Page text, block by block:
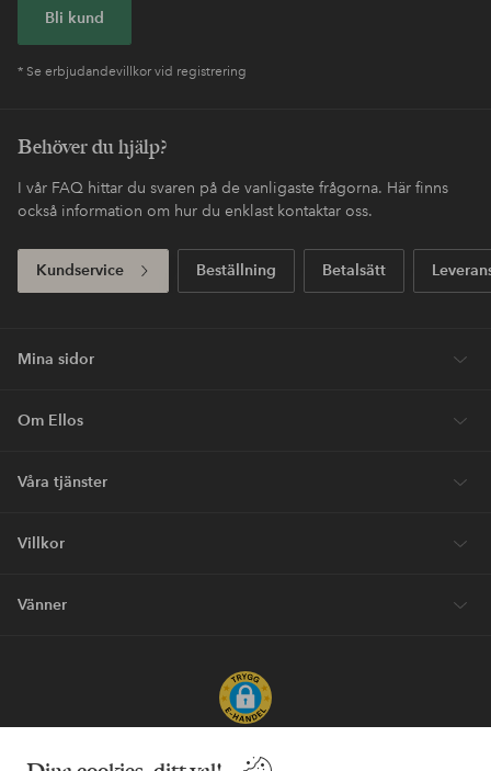
Bli kund
* Se erbjudandevillkor vid registrering
Behöver du hjälp?
I vår FAQ hittar du svaren på de vanligaste frågorna. Här finns
också information om hur du enklast kontaktar oss.
Kundservice Beställning Betalsätt
Mina sidor
Om Ellos
Våra tjänster
Villkor
Vänner
Säkra betalningar - Betala direkt eller dela upp